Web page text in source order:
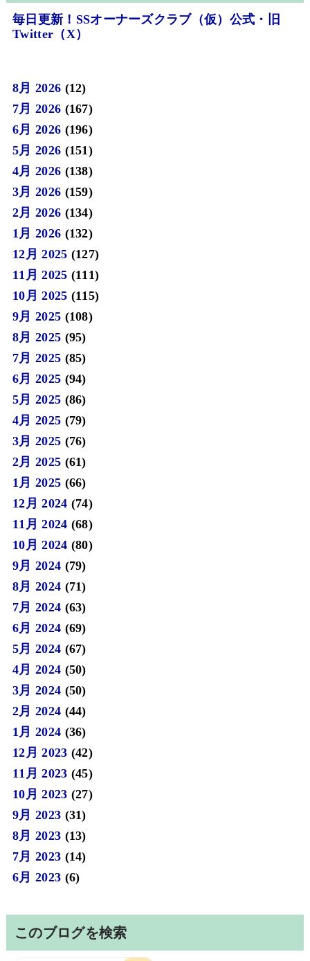
毎日更新！SSオーナーズクラブ（仮）公式・旧
Twitter（X）
8月 2026 (12)
7月 2026 (167)
6月 2026 (196)
5月 2026 (151)
4月 2026 (138)
3月 2026 (159)
2月 2026 (134)
1月 2026 (132)
12月 2025 (127)
11月 2025 (111)
10月 2025 (115)
9月 2025 (108)
8月 2025 (95)
7月 2025 (85)
6月 2025 (94)
5月 2025 (86)
4月 2025 (79)
3月 2025 (76)
2月 2025 (61)
1月 2025 (66)
12月 2024 (74)
11月 2024 (68)
10月 2024 (80)
9月 2024 (79)
8月 2024 (71)
7月 2024 (63)
6月 2024 (69)
5月 2024 (67)
4月 2024 (50)
3月 2024 (50)
2月 2024 (44)
1月 2024 (36)
12月 2023 (42)
11月 2023 (45)
10月 2023 (27)
9月 2023 (31)
8月 2023 (13)
7月 2023 (14)
6月 2023 (6)
このブログを検索